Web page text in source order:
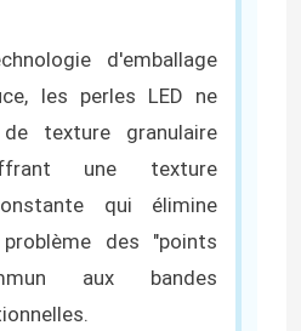
d'emballage
les perles LED ne
texture granulaire
une texture
qui élimine
des "points
aux bandes